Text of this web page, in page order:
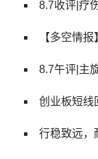
8.7收评|疗
8.7午评|主
行稳致远，